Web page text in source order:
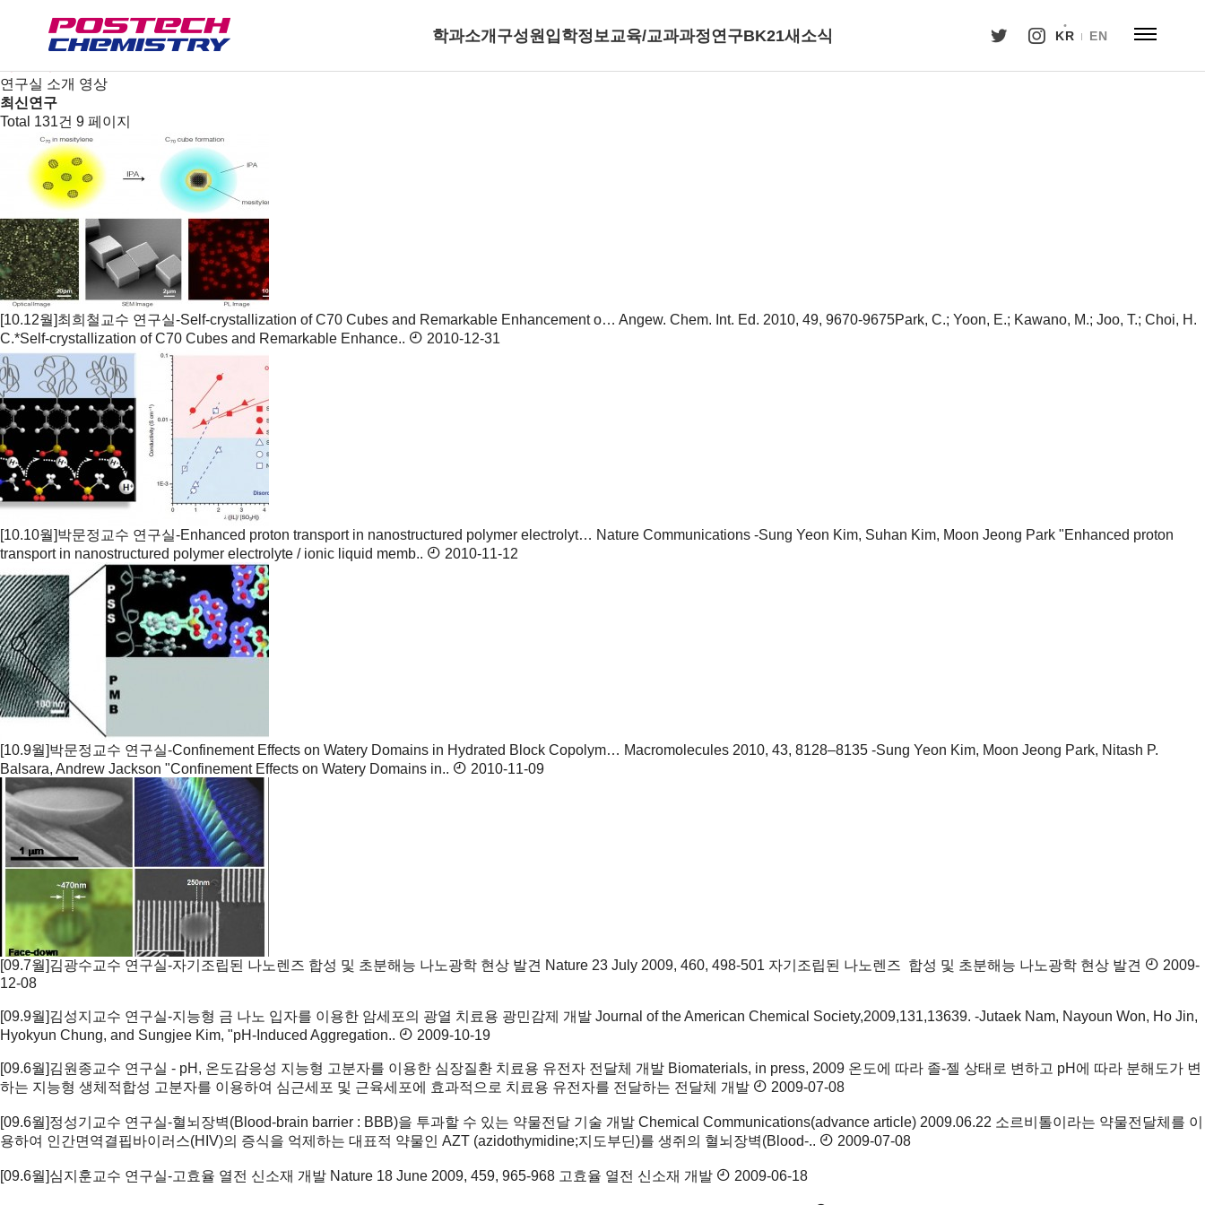
학과소개 구성원입학정보교육/교과과정연구BK21새소식 KR EN
연구분야/연구실
연구센터
연구실 소개 영상
최신연구
Total 131건 9 페이지
[10.12월]최희철교수 연구실-Self-crystallization of C70 Cubes and Remarkable Enhancement o… Angew. Chem. Int. Ed. 2010, 49, 9670-9675Park, C.; Yoon, E.; Kawano, M.; Joo, T.; Choi, H.
C.*Self-crystallization of C70 Cubes and Remarkable Enhance..
2010-12-31
[10.10월]박문정교수 연구실-Enhanced proton transport in nanostructured polymer electrolyt… Nature Communications -Sung Yeon Kim, Suhan Kim, Moon Jeong Park "Enhanced proton
transport in nanostructured polymer electrolyte / ionic liquid memb..
2010-11-12
[10.9월]박문정교수 연구실-Confinement Effects on Watery Domains in Hydrated Block Copolym… Macromolecules 2010, 43, 8128–8135 -Sung Yeon Kim, Moon Jeong Park, Nitash P.
Balsara, Andrew Jackson "Confinement Effects on Watery Domains in..
2010-11-09
[09.7월]김광수교수 연구실-자기조립된 나노렌즈 합성 및 초분해능 나노광학 현상 발견 Nature 23 July 2009, 460, 498-501 자기조립된 나노렌즈 합성 및 초분해능 나노광학 현상 발견
2009-
12-08
[09.9월]김성지교수 연구실-지능형 금 나노 입자를 이용한 암세포의 광열 치료용 광민감제 개발 Journal of the American Chemical Society,2009,131,13639. -Jutaek Nam, Nayoun Won, Ho Jin,
Hyokyun Chung, and Sungjee Kim, "pH-Induced Aggregation..
2009-10-19
[09.6월]김원종교수 연구실 - pH, 온도감응성 지능형 고분자를 이용한 심장질환 치료용 유전자 전달체 개발 Biomaterials, in press, 2009 온도에 따라 졸-젤 상태로 변하고 pH에 따라 분해도가 변
하는 지능형 생체적합성 고분자를 이용하여 심근세포 및 근육세포에 효과적으로 치료용 유전자를 전달하는 전달체 개발
2009-07-08
[09.6월]정성기교수 연구실-혈뇌장벽(Blood-brain barrier : BBB)을 투과할 수 있는 약물전달 기술 개발 Chemical Communications(advance article) 2009.06.22 소르비톨이라는 약물전달체를 이
용하여 인간면역결핍바이러스(HIV)의 증식을 억제하는 대표적 약물인 AZT (azidothymidine;지도부딘)를 생쥐의 혈뇌장벽(Blood-..
2009-07-08
[09.6월]심지훈교수 연구실-고효율 열전 신소재 개발 Nature 18 June 2009, 459, 965-968 고효율 열전 신소재 개발 2009-06-18